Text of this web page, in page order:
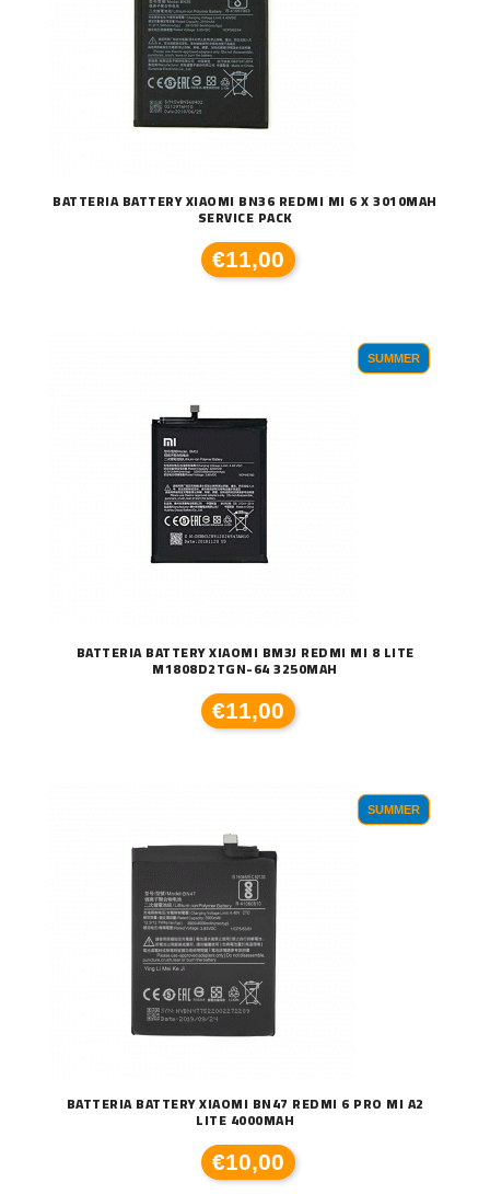
BATTERIA BATTERY XIAOMI BN36 REDMI MI 6 X 3010MAH
SERVICE PACK
€11,00
SUMMER
BATTERIA BATTERY XIAOMI BM3J REDMI MI 8 LITE
M1808D2TGN-64 3250MAH
€11,00
SUMMER
BATTERIA BATTERY XIAOMI BN47 REDMI 6 PRO MI A2
LITE 4000MAH
€10,00